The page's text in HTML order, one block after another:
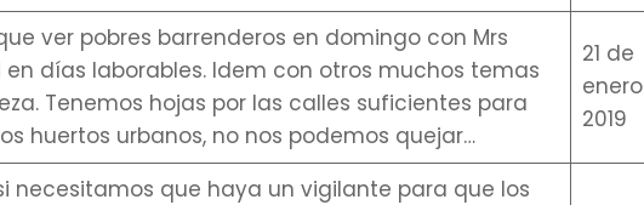
ver pobres barrenderos en domingo con Mrs
días laborables. Idem con otros muchos temas
Tenemos hojas por las calles suficientes para
huertos urbanos, no nos podemos quejar…
21 de
2019
necesitamos que haya un vigilante para que los